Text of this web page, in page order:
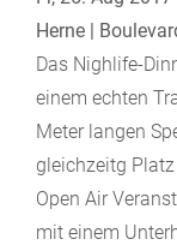
Herne |
Das Nighlife-
einem echten
Meter langen
gleichzeitg
Open Air
mit einem